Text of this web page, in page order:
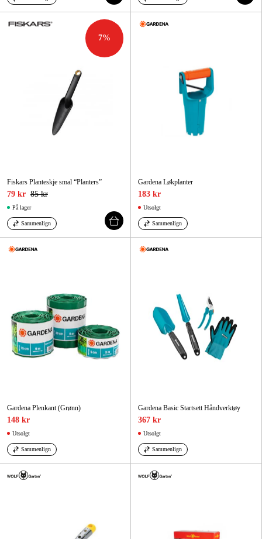
7%
Fiskars Planteskje smal “Planters”
79 kr 85 kr
På lager
Sammenlign
Gardena Løkplanter
183 kr
Utsolgt
Sammenlign
Gardena Plenkant (Grønn)
148 kr
Utsolgt
Sammenlign
Gardena Basic Startsett Håndverktøy
367 kr
Utsolgt
Sammenlign